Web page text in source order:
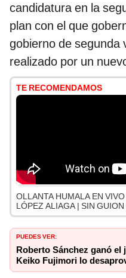
candidatura en la
plan con el que
gobierno de segunda
realizado por un
TE RECOMENDAMOS
OLLANTA HUMALA EN
LÓPEZ ALIAGA | SIN
PUEDES VER:
Roberto Sánchez ganó
Keiko Fujimori lo